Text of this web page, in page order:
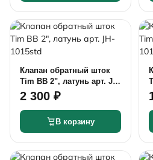
Клапан обратный шток
Tim ВВ 2", латунь арт. JH-
1015std
2 300 ₽
В корзину